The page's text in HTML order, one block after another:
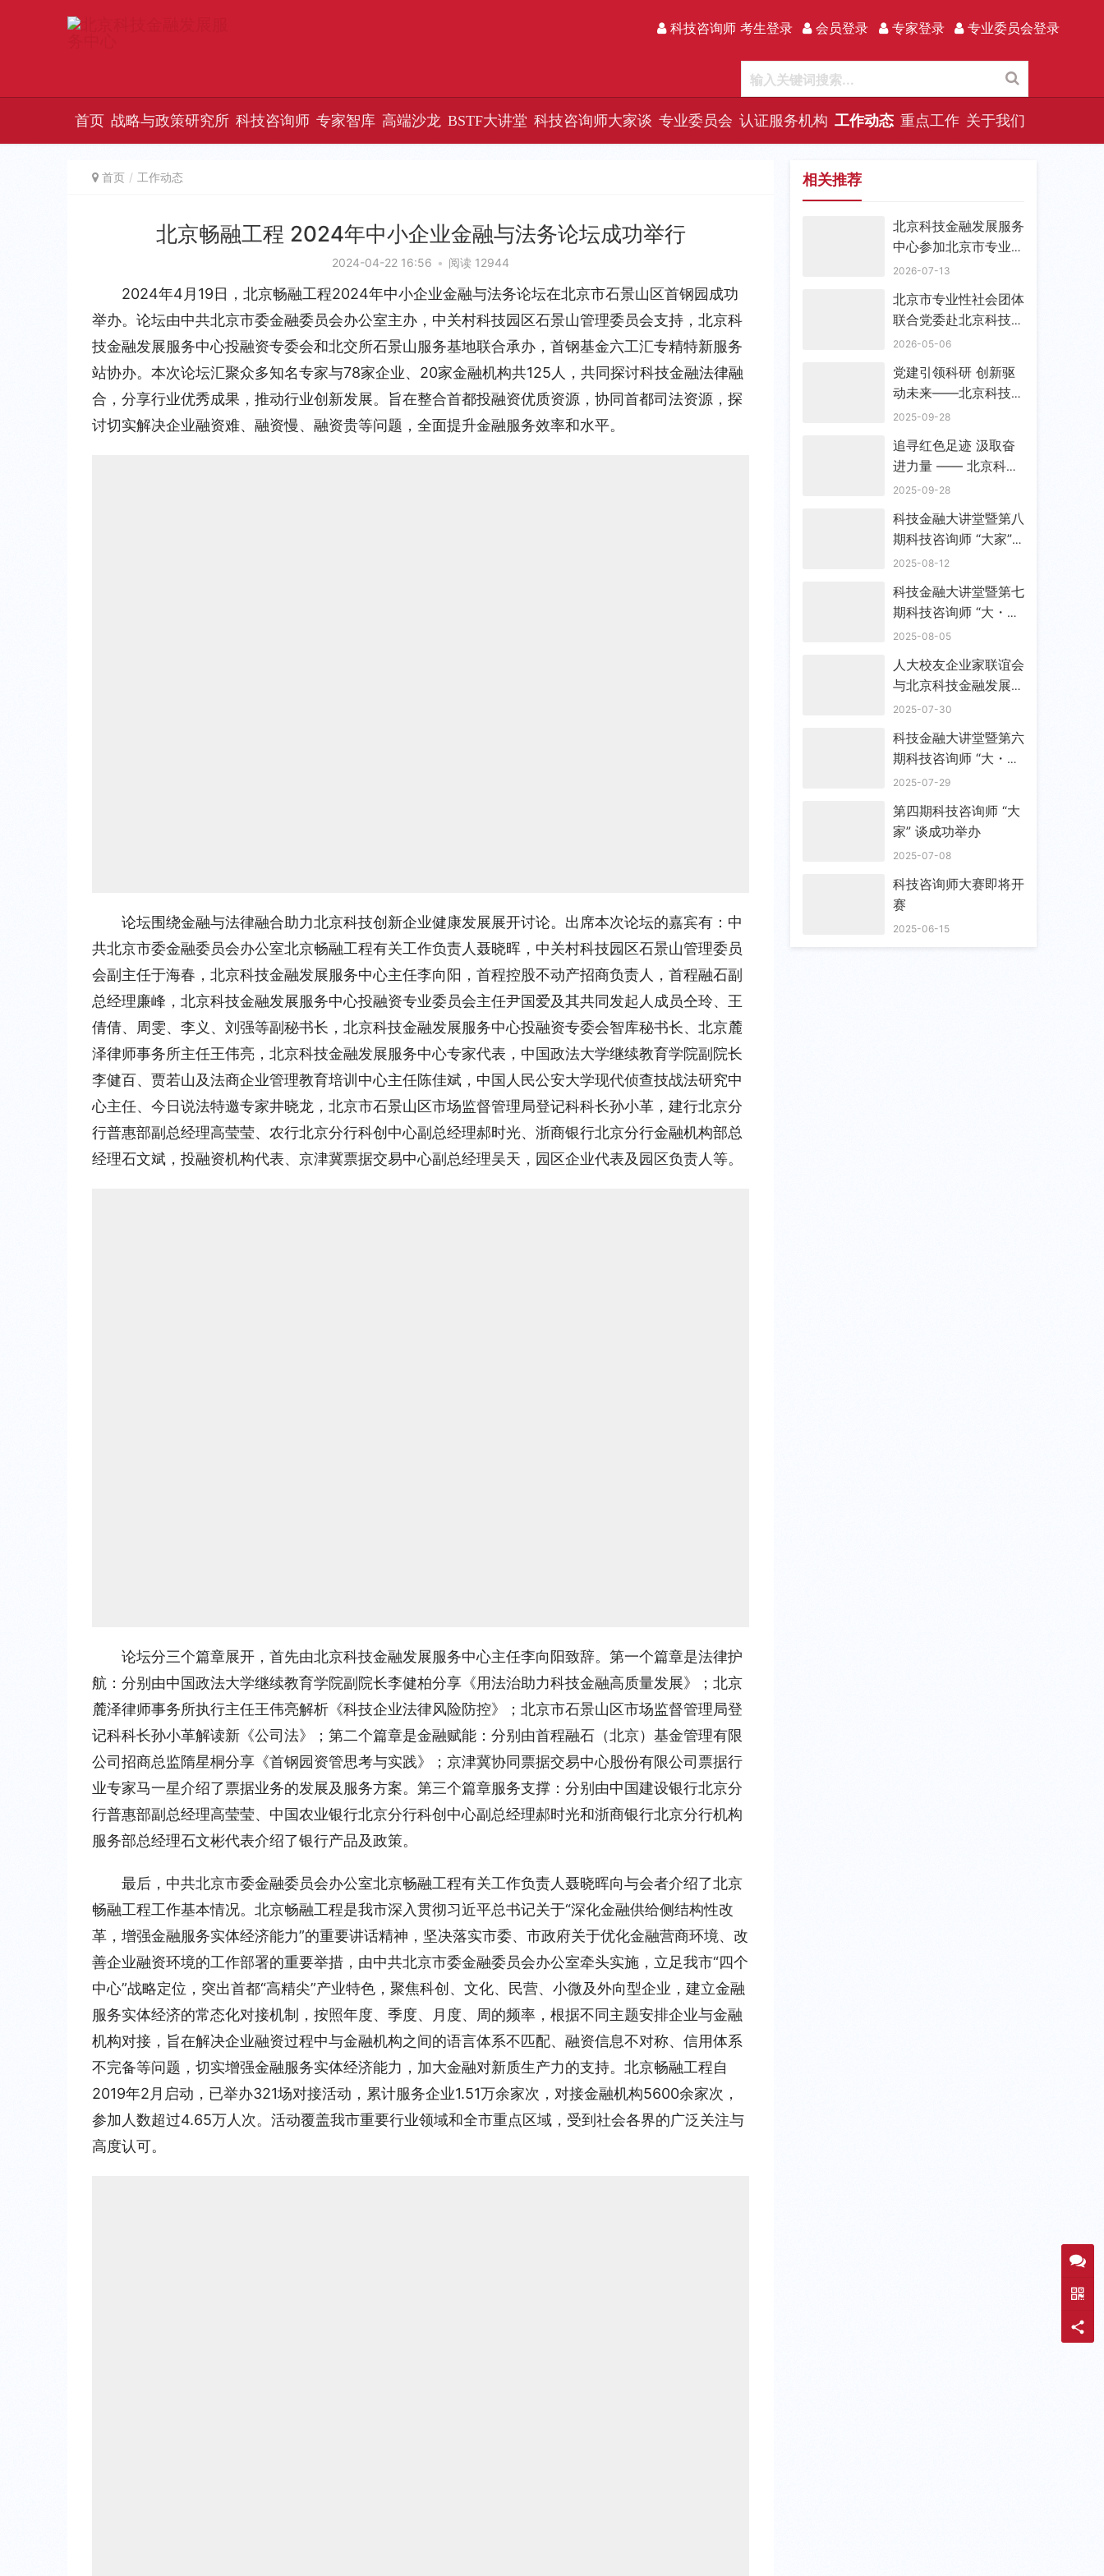
科技咨询师 考生登录 会员登录 专家登录 专业委员会登录
首页 战略与政策研究所 科技咨询师 专家智库 高端沙龙 BSTF大讲堂 科技咨询师大家谈 专业委员会 认证服务机构 工作动态 重点工作 关于我们
首页 工作动态
北京畅融工程 2024年中小企业金融与法务论坛成功举行
2024-04-22 16:56 • 阅读 12944
2024年4月19日，北京畅融工程2024年中小企业金融与法务论坛在北京市石景山区首钢园成功
举办。论坛由中共北京市委金融委员会办公室主办，中关村科技园区石景山管理委员会支持，北京科
技金融发展服务中心投融资专委会和北交所石景山服务基地联合承办，首钢基金六工汇专精特新服务
站协办。本次论坛汇聚众多知名专家与78家企业、20家金融机构共125人，共同探讨科技金融法律融
合，分享行业优秀成果，推动行业创新发展。旨在整合首都投融资优质资源，协同首都司法资源，探
讨切实解决企业融资难、融资慢、融资贵等问题，全面提升金融服务效率和水平。
论坛围绕金融与法律融合助力北京科技创新企业健康发展展开讨论。出席本次论坛的嘉宾有：中
共北京市委金融委员会办公室北京畅融工程有关工作负责人聂晓晖，中关村科技园区石景山管理委员
会副主任于海春，北京科技金融发展服务中心主任李向阳，首程控股不动产招商负责人，首程融石副
总经理廉峰，北京科技金融发展服务中心投融资专业委员会主任尹国爱及其共同发起人成员仝玲、王
倩倩、周雯、李义、刘强等副秘书长，北京科技金融发展服务中心投融资专委会智库秘书长、北京麓
泽律师事务所主任王伟亮，北京科技金融发展服务中心专家代表，中国政法大学继续教育学院副院长
李健百、贾若山及法商企业管理教育培训中心主任陈佳斌，中国人民公安大学现代侦查技战法研究中
心主任、今日说法特邀专家井晓龙，北京市石景山区市场监督管理局登记科科长孙小革，建行北京分
行普惠部副总经理高莹莹、农行北京分行科创中心副总经理郝时光、浙商银行北京分行金融机构部总
经理石文斌，投融资机构代表、京津冀票据交易中心副总经理吴天，园区企业代表及园区负责人等。
论坛分三个篇章展开，首先由北京科技金融发展服务中心主任李向阳致辞。第一个篇章是法律护
航：分别由中国政法大学继续教育学院副院长李健柏分享《用法治助力科技金融高质量发展》；北京
麓泽律师事务所执行主任王伟亮解析《科技企业法律风险防控》；北京市石景山区市场监督管理局登
记科科长孙小革解读新《公司法》；第二个篇章是金融赋能：分别由首程融石（北京）基金管理有限
公司招商总监隋星桐分享《首钢园资管思考与实践》；京津冀协同票据交易中心股份有限公司票据行
业专家马一星介绍了票据业务的发展及服务方案。第三个篇章服务支撑：分别由中国建设银行北京分
行普惠部副总经理高莹莹、中国农业银行北京分行科创中心副总经理郝时光和浙商银行北京分行机构
服务部总经理石文彬代表介绍了银行产品及政策。
最后，中共北京市委金融委员会办公室北京畅融工程有关工作负责人聂晓晖向与会者介绍了北京
畅融工程工作基本情况。北京畅融工程是我市深入贯彻习近平总书记关于“深化金融供给侧结构性改
革，增强金融服务实体经济能力”的重要讲话精神，坚决落实市委、市政府关于优化金融营商环境、改
善企业融资环境的工作部署的重要举措，由中共北京市委金融委员会办公室牵头实施，立足我市“四个
中心”战略定位，突出首都“高精尖”产业特色，聚焦科创、文化、民营、小微及外向型企业，建立金融
服务实体经济的常态化对接机制，按照年度、季度、月度、周的频率，根据不同主题安排企业与金融
机构对接，旨在解决企业融资过程中与金融机构之间的语言体系不匹配、融资信息不对称、信用体系
不完备等问题，切实增强金融服务实体经济能力，加大金融对新质生产力的支持。北京畅融工程自
2019年2月启动，已举办321场对接活动，累计服务企业1.51万余家次，对接金融机构5600余家次，
参加人数超过4.65万人次。活动覆盖我市重要行业领域和全市重点区域，受到社会各界的广泛关注与
高度认可。
相关推荐
北京科技金融发展服务
中心参加北京市专业性
社团联合党委 支部书
2026-07-13
北京市专业性社会团体
联合党委赴北京科技金
融发展服务中心走访调
部
2026-05-06
党建引领科研 创新驱
动未来——北京科技金
融发展服务中心党支部
2025-09-28
追寻红色足迹 汲取奋
进力量 —— 北京科技
金融发展服务中心筹备
开展主题教育参观学习
活动
2025-09-28
科技金融大讲堂暨第八
期科技咨询师 “大家”
谈成功举办
2025-08-12
科技金融大讲堂暨第七
期科技咨询师 “大・
家” 谈成功举办
2025-08-05
人大校友企业家联谊会
与北京科技金融发展服
务中心战略与政策研究
2025-07-30
科技金融大讲堂暨第六
期科技咨询师 “大・
家” 谈成功举办
2025-07-29
第四期科技咨询师 “大
家” 谈成功举办
2025-07-08
科技咨询师大赛即将开
赛
2025-06-15